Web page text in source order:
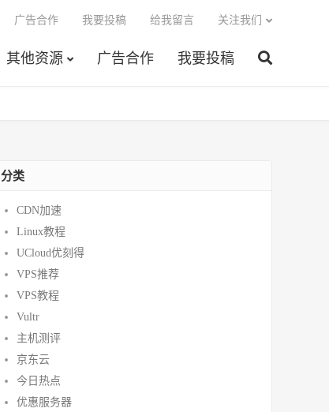
其他资源 广告合作 我要投稿
广告合作 我要投稿 给我留言 关注我们
分类
CDN加速
Linux教程
UCloud优刻得
VPS推荐
VPS教程
Vultr
主机测评
京东云
今日热点
优惠服务器